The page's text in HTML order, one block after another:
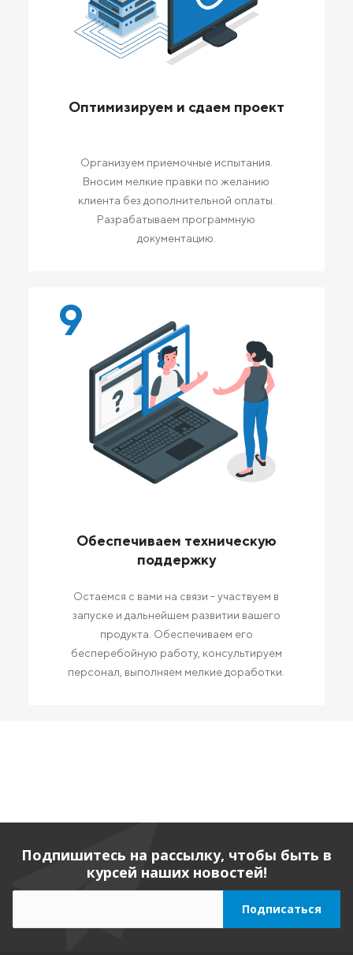
Оптимизируем и сдаем проект
Организуем приемочные испытания.
Вносим мелкие правки по желанию
клиента без дополнительной оплаты.
Разрабатываем программную
документацию.
9
Обеспечиваем техническую
поддержку
Остаемся с вами на связи - участвуем в
запуске и дальнейшем развитии вашего
продукта. Обеспечиваем его
бесперебойную работу, консультируем
персонал, выполняем мелкие доработки.
Подпишитесь на рассылку, чтобы быть в
курсей наших новостей!